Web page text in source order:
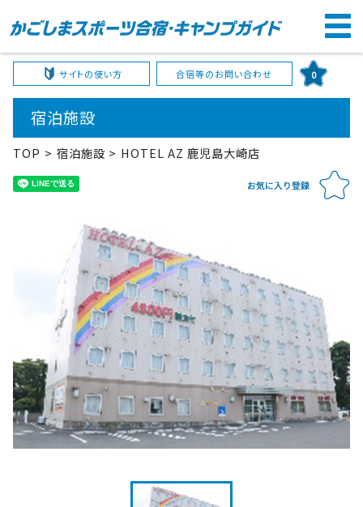
サイトの使い方 合宿等のお問い合わせ 0
宿泊施設
TOP 宿泊施設 HOTEL AZ 鹿児島大崎店